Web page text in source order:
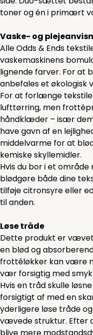
toner og én i primært
Vaske- og
Alle Odds & Ends
vaskemaskinens
lignende farver. For at
anbefales et økologisk
For at forlænge
lufttørring, men
håndklæder – især
have gavn af en
middelvarme for at
kemiske skyllemidler.
Hvis du bor i et
blødgøre både dine
tilføje citronsyre eller
til anden.
Løse tråde
Dette produkt er
en blød og
frottéløkker kan være
vær forsigtig med
Hvis en tråd skulle
forsigtigt af med en
yderligere løse tråde
vævede struktur. Efter